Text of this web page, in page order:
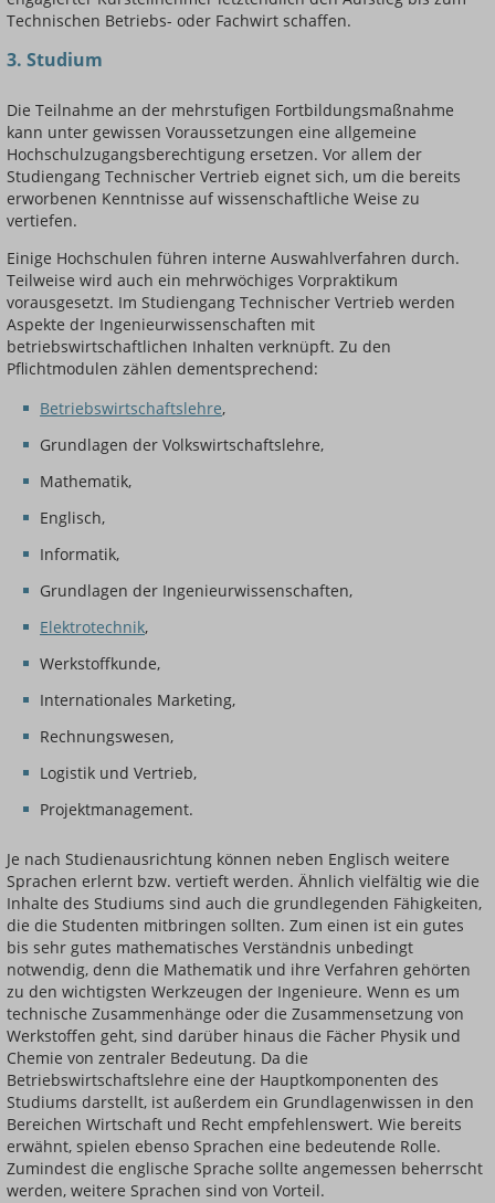
Technischen Betriebs- oder Fachwirt schaffen.
3. Studium
Die Teilnahme an der mehrstufigen Fortbildungsmaßnahme
kann unter gewissen Voraussetzungen eine allgemeine
Hochschulzugangsberechtigung ersetzen. Vor allem der
Studiengang Technischer Vertrieb eignet sich, um die bereits
erworbenen Kenntnisse auf wissenschaftliche Weise zu
vertiefen.
Einige Hochschulen führen interne Auswahlverfahren durch.
Teilweise wird auch ein mehrwöchiges Vorpraktikum
vorausgesetzt. Im Studiengang Technischer Vertrieb werden
Aspekte der Ingenieurwissenschaften mit
betriebswirtschaftlichen Inhalten verknüpft. Zu den
Pflichtmodulen zählen dementsprechend:
Betriebswirtschaftslehre,
Grundlagen der Volkswirtschaftslehre,
Mathematik,
Englisch,
Informatik,
Grundlagen der Ingenieurwissenschaften,
Elektrotechnik,
Werkstoffkunde,
Internationales Marketing,
Rechnungswesen,
Logistik und Vertrieb,
Projektmanagement.
Je nach Studienausrichtung können neben Englisch weitere
Sprachen erlernt bzw. vertieft werden. Ähnlich vielfältig wie die
Inhalte des Studiums sind auch die grundlegenden Fähigkeiten,
die die Studenten mitbringen sollten. Zum einen ist ein gutes
bis sehr gutes mathematisches Verständnis unbedingt
notwendig, denn die Mathematik und ihre Verfahren gehörten
zu den wichtigsten Werkzeugen der Ingenieure. Wenn es um
technische Zusammenhänge oder die Zusammensetzung von
Werkstoffen geht, sind darüber hinaus die Fächer Physik und
Chemie von zentraler Bedeutung. Da die
Betriebswirtschaftslehre eine der Hauptkomponenten des
Studiums darstellt, ist außerdem ein Grundlagenwissen in den
Bereichen Wirtschaft und Recht empfehlenswert. Wie bereits
erwähnt, spielen ebenso Sprachen eine bedeutende Rolle.
Zumindest die englische Sprache sollte angemessen beherrscht
werden, weitere Sprachen sind von Vorteil.